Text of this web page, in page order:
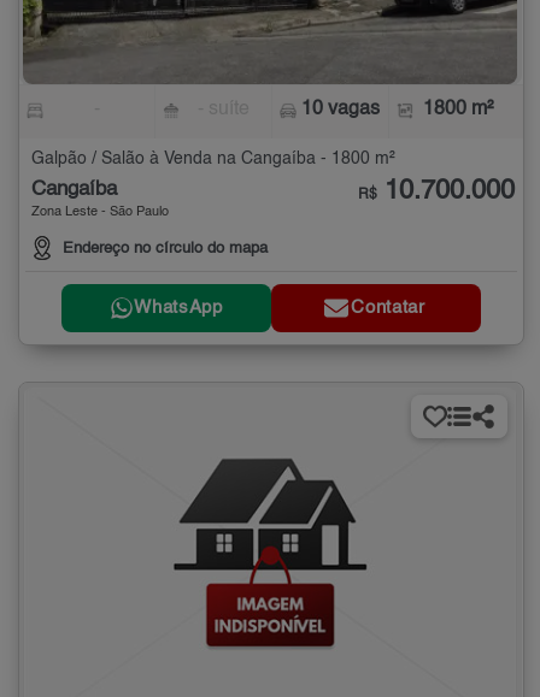
10 vagas 1800 m²
Galpão / Salão à Venda na Cangaíba - 1800 m²
Cangaíba
Zona Leste - São Paulo
Endereço no círculo do mapa
R$ 10.700.000
WhatsApp Contatar